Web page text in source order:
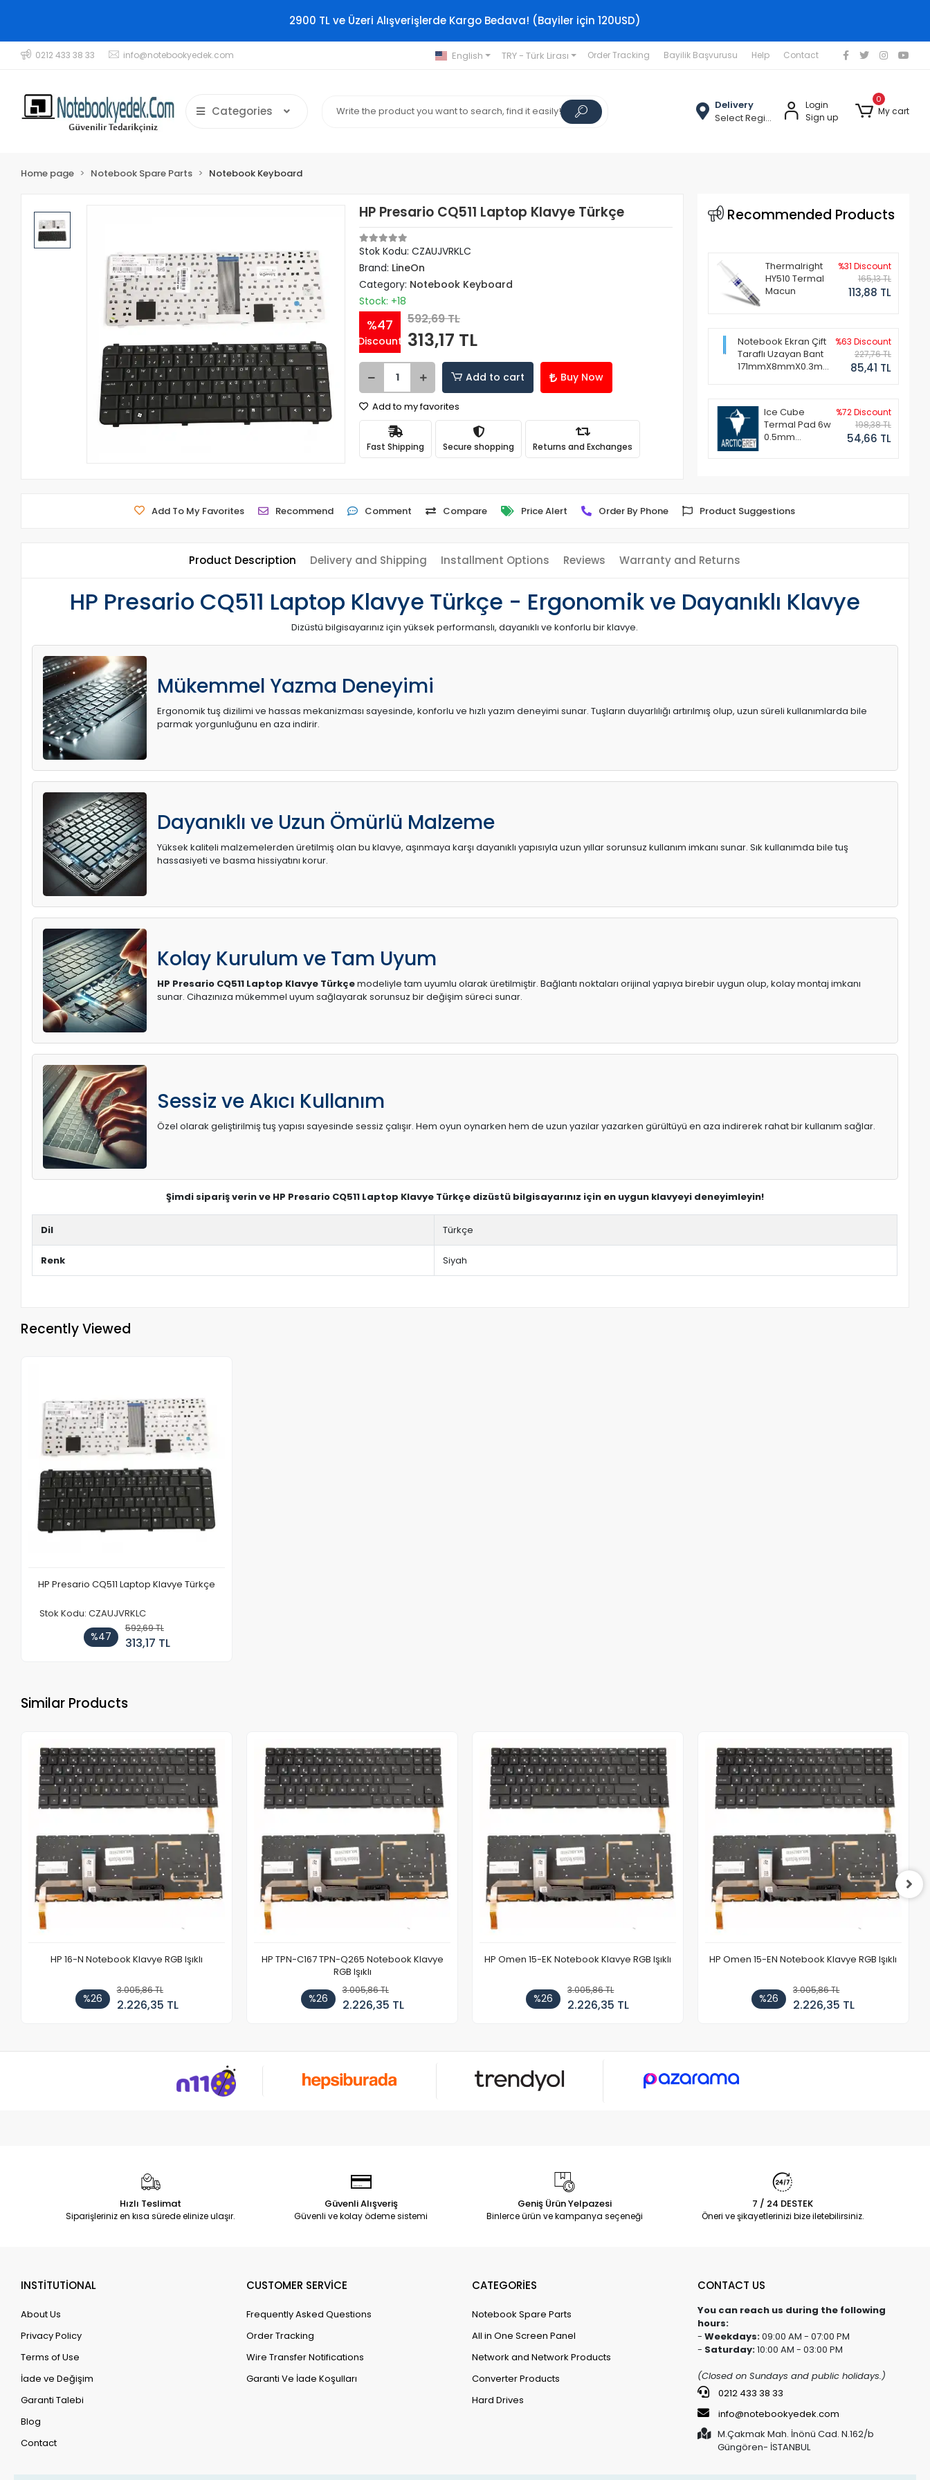
2900 TL ve Üzeri Alışverişlerde Kargo Bedava! (Bayiler için 120USD)
0212 433 38 33 info@notebookyedek.com English TRY - Türk Lirası Order Tracking Bayilik Başvurusu Help Contact
Categories
Delivery
Select Region
Login
Sign up
0
My cart
Home page Notebook Spare Parts Notebook Keyboard
HP Presario CQ511 Laptop Klavye Türkçe
Stok Kodu: CZAUJVRKLC
Brand: LineOn
Category: Notebook Keyboard
Stock: +18
%47
Discount
592,69 TL
313,17 TL
Add to cart Buy Now
Add to my favorites
Fast Shipping Secure shopping Returns and Exchanges
Recommended Products
Thermalright
HY510 Termal
Macun
%31 Discount
165,13 TL
113,88 TL
Notebook Ekran Çift
Taraflı Uzayan Bant
171mmX8mmX0.3mm
%63 Discount
227,76 TL
85,41 TL
Ice Cube
Termal Pad 6w
0.5mm
%72 Discount
198,38 TL
54,66 TL
Add To My Favorites Recommend Comment Compare Price Alert Order By Phone Product Suggestions
Product Description Delivery and Shipping Installment Options Reviews Warranty and Returns
HP Presario CQ511 Laptop Klavye Türkçe - Ergonomik ve Dayanıklı Klavye
Dizüstü bilgisayarınız için yüksek performanslı, dayanıklı ve konforlu bir klavye.
Mükemmel Yazma Deneyimi
Ergonomik tuş dizilimi ve hassas mekanizması sayesinde, konforlu ve hızlı yazım deneyimi sunar. Tuşların duyarlılığı artırılmış olup, uzun süreli kullanımlarda bile
parmak yorgunluğunu en aza indirir.
Dayanıklı ve Uzun Ömürlü Malzeme
Yüksek kaliteli malzemelerden üretilmiş olan bu klavye, aşınmaya karşı dayanıklı yapısıyla uzun yıllar sorunsuz kullanım imkanı sunar. Sık kullanımda bile tuş
hassasiyeti ve basma hissiyatını korur.
Kolay Kurulum ve Tam Uyum
HP Presario CQ511 Laptop Klavye Türkçemodeliyle tam uyumlu olarak üretilmiştir. Bağlantı noktaları orijinal yapıya birebir uygun olup, kolay montaj imkanı
sunar. Cihazınıza mükemmel uyum sağlayarak sorunsuz bir değişim süreci sunar.
Sessiz ve Akıcı Kullanım
Özel olarak geliştirilmiş tuş yapısı sayesinde sessiz çalışır. Hem oyun oynarken hem de uzun yazılar yazarken gürültüyü en aza indirerek rahat bir kullanım sağlar.
Şimdi sipariş verin ve HP Presario CQ511 Laptop Klavye Türkçe dizüstü bilgisayarınız için en uygun klavyeyi deneyimleyin!
Dil Türkçe
Renk Siyah
Recently Viewed
HP Presario CQ511 Laptop Klavye Türkçe
Stok Kodu: CZAUJVRKLC
%47
592,69 TL
313,17 TL
Similar Products
HP 16-N Notebook Klavye RGB Işıklı
%26
3.005,86 TL
2.226,35 TL
HP TPN-C167 TPN-Q265 Notebook Klavye
RGB Işıklı
%26
3.005,86 TL
2.226,35 TL
HP Omen 15-EK Notebook Klavye RGB Işıklı
%26
3.005,86 TL
2.226,35 TL
HP Omen 15-EN Notebook Klavye RGB Işıklı
%26
3.005,86 TL
2.226,35 TL
Hızlı Teslimat
Siparişleriniz en kısa sürede elinize ulaşır.
Güvenli Alışveriş
Güvenli ve kolay ödeme sistemi
Geniş Ürün Yelpazesi
Binlerce ürün ve kampanya seçeneği
7 / 24 DESTEK
Öneri ve şikayetlerinizi bize iletebilirsiniz.
INSTİTUTİONAL
About Us
Privacy Policy
Terms of Use
İade ve Değişim
Garanti Talebi
Blog
Contact
CUSTOMER SERVİCE
Frequently Asked Questions
Order Tracking
Wire Transfer Notifications
Garanti Ve İade Koşulları
CATEGORİES
Notebook Spare Parts
All in One Screen Panel
Network and Network Products
Converter Products
Hard Drives
CONTACT US
You can reach us during the following
hours:
- Weekdays:09:00 AM - 07:00 PM
- Saturday:10:00 AM - 03:00 PM
(Closed on Sundays and public holidays.)
0212 433 38 33
info@notebookyedek.com
M.Çakmak Mah. İnönü Cad. N.162/b
Güngören- İSTANBUL